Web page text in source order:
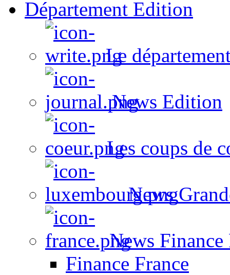
Département Edition
Le
News Edition
Les coups de
News
News Finance
Finance France